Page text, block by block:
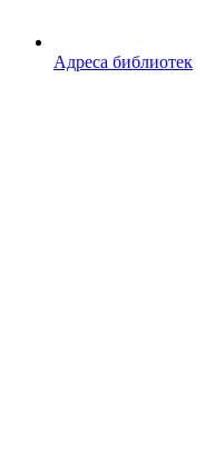
Адреса библиотек